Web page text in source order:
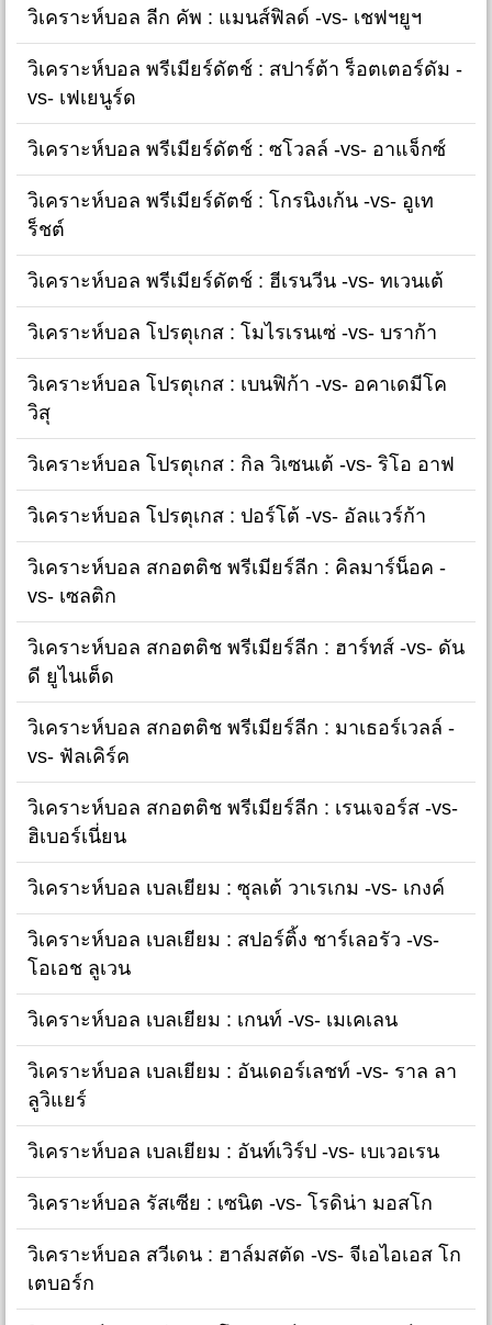
วิเคราะห์บอล ลีก คัพ : แมนส์ฟิลด์ -vs- เชฟฯยูฯ
วิเคราะห์บอล พรีเมียร์ดัตช์ : สปาร์ต้า ร็อตเตอร์ดัม -
vs- เฟเยนูร์ด
วิเคราะห์บอล พรีเมียร์ดัตช์ : ซโวลล์ -vs- อาแจ็กซ์
วิเคราะห์บอล พรีเมียร์ดัตช์ : โกรนิงเก้น -vs- อูเท
ร็ชต์
วิเคราะห์บอล พรีเมียร์ดัตช์ : ฮีเรนวีน -vs- ทเวนเต้
วิเคราะห์บอล โปรตุเกส : โมไรเรนเซ่ -vs- บราก้า
วิเคราะห์บอล โปรตุเกส : เบนฟิก้า -vs- อคาเดมีโค
วิสุ
วิเคราะห์บอล โปรตุเกส : กิล วิเซนเต้ -vs- ริโอ อาฟ
วิเคราะห์บอล โปรตุเกส : ปอร์โต้ -vs- อัลแวร์ก้า
วิเคราะห์บอล สกอตติช พรีเมียร์ลีก : คิลมาร์น็อค -
vs- เซลติก
วิเคราะห์บอล สกอตติช พรีเมียร์ลีก : ฮาร์ทส์ -vs- ดัน
ดี ยูไนเต็ด
วิเคราะห์บอล สกอตติช พรีเมียร์ลีก : มาเธอร์เวลล์ -
vs- ฟัลเคิร์ค
วิเคราะห์บอล สกอตติช พรีเมียร์ลีก : เรนเจอร์ส -vs-
ฮิเบอร์เนี่ยน
วิเคราะห์บอล เบลเยียม : ซุลเต้ วาเรเกม -vs- เกงค์
วิเคราะห์บอล เบลเยียม : สปอร์ติ้ง ชาร์เลอรัว -vs-
โอเอช ลูเวน
วิเคราะห์บอล เบลเยียม : เกนท์ -vs- เมเคเลน
วิเคราะห์บอล เบลเยียม : อันเดอร์เลชท์ -vs- ราล ลา
ลูวิแยร์
วิเคราะห์บอล เบลเยียม : อันท์เวิร์ป -vs- เบเวอเรน
วิเคราะห์บอล รัสเซีย : เซนิต -vs- โรดิน่า มอสโก
วิเคราะห์บอล สวีเดน : ฮาล์มสตัด -vs- จีเอไอเอส โก
เตบอร์ก